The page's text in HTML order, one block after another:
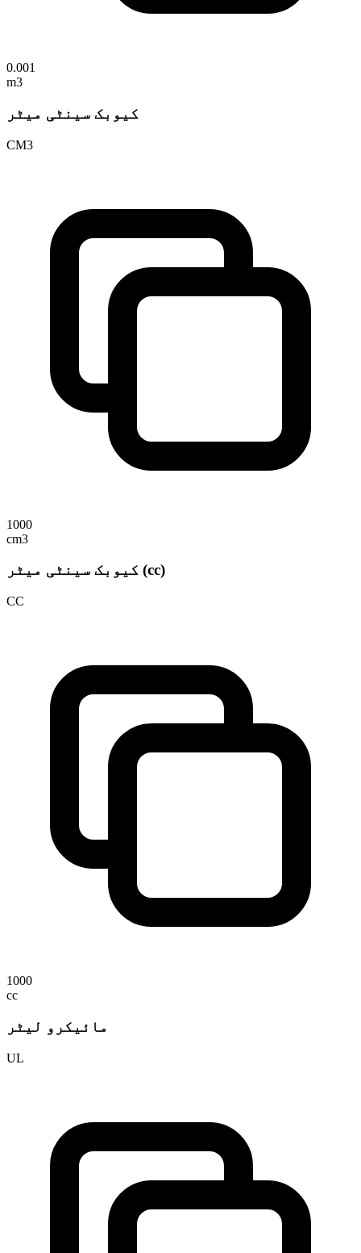
0.001
m3
کیوبک سینٹی میٹر
CM3
1000
cm3
کیوبک سینٹی میٹر (cc)
CC
1000
cc
مائیکرو لیٹر
UL